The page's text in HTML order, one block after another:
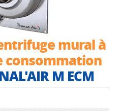
mural à
consommation
M ECM